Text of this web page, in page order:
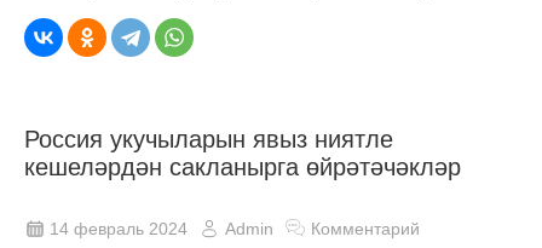
Россия укучыларын явыз ниятле
кешеләрдән сакланырга өйрәтәчәкләр
14 февраль 2024 Admin Комментарий